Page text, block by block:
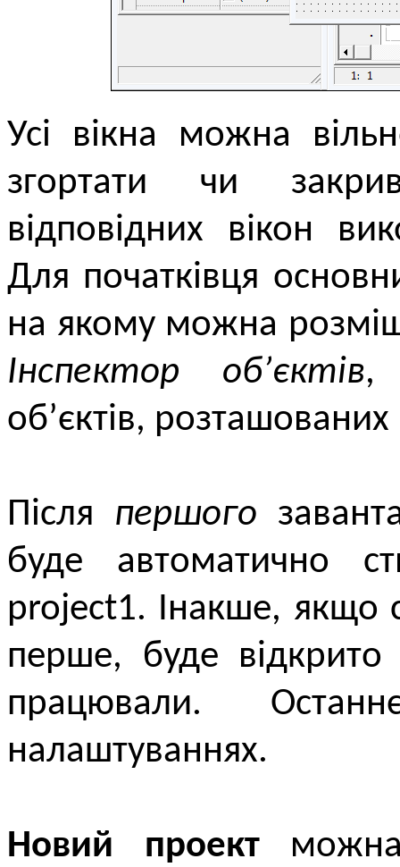
Усі вікна можна
згортати чи
відповідних вікон
Для початківця
на якому можна
Інспектор об’єктів,
об’єктів,
Після першого
буде автоматично
project1. Інакше, якщо
перше, буде
працювали.
налаштуваннях.
Новий проектможна